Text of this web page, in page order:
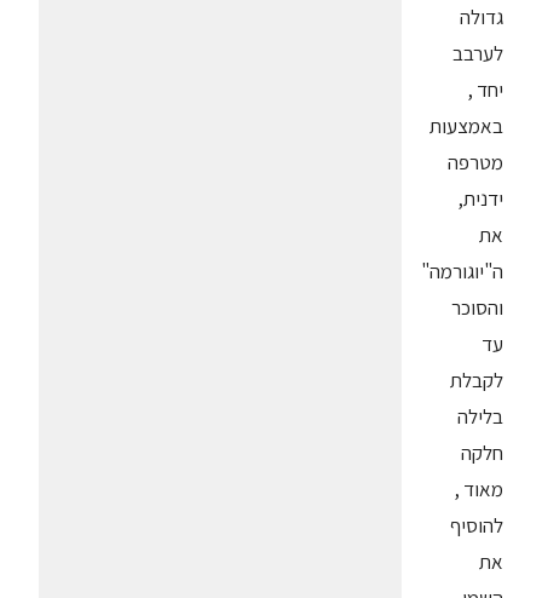
גדולה
לערבב
יחד ,
באמצעות
מטרפה
ידנית,
את
ה"יוגורמה"
והסוכר
עד
לקבלת
בלילה
חלקה
מאוד ,
להוסיף
את